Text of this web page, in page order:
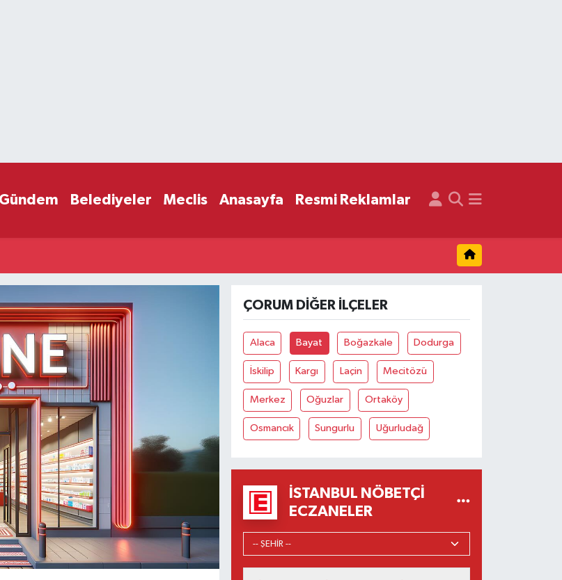
Gündem Belediyeler Meclis Anasayfa Resmi Reklamlar
ÇORUM DIĞER İLÇELER
Alaca Bayat Boğazkale Dodurga
İskilip Kargı Laçin Mecitözü
Merkez Oğuzlar Ortaköy
Osmancık Sungurlu Uğurludağ
İSTANBUL NÖBETÇI
ECZANELER